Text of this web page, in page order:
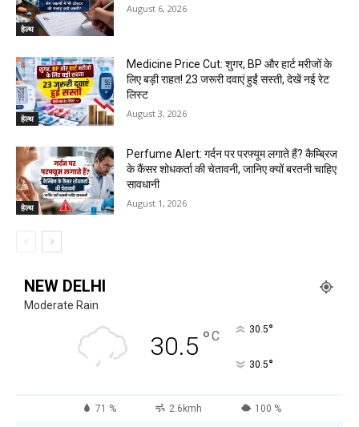
हेल्थ
August 6, 2026
हेल्थ
Medicine Price Cut: शुगर, BP और हार्ट मरीजों के
लिए बड़ी राहत! 23 जरूरी दवाएं हुईं सस्ती, देखें नई रेट
लिस्ट
August 3, 2026
हेल्थ
Perfume Alert: गर्दन पर परफ्यूम लगाते हैं? कैम्ब्रिज
के कैंसर शोधकर्ता की चेतावनी, जानिए क्यों बरतनी चाहिए
सावधानी
August 1, 2026
NEW DELHI
Moderate Rain
30.5 °C 30.5°
30.5°
71 % 2.6kmh 100 %